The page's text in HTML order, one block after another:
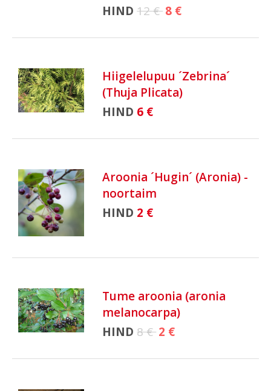
HIND 12 €8 €
Hiigelelupuu ´Zebrina´
(Thuja Plicata)
HIND 6 €
Aroonia ´Hugin´ (Aronia) -
noortaim
HIND 2 €
Tume aroonia (aronia
melanocarpa)
HIND 8 €2 €